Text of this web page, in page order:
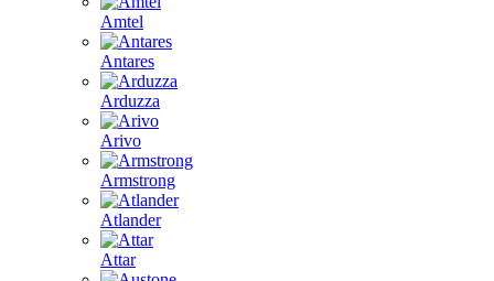
Amtel
Antares
Arduzza
Arivo
Armstrong
Atlander
Attar